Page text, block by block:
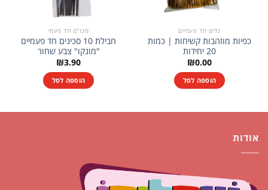
כלים חד פעמיים
כפיות מוזהבות קשיחות | כמות
20 יחידות
₪0.00
הוספה לסל
סכו"ם חד פעמי
חבילת 10 סכינים חד פעמיים
"מונקו" צבע שחור
₪3.90
הוספה לסל
אודות